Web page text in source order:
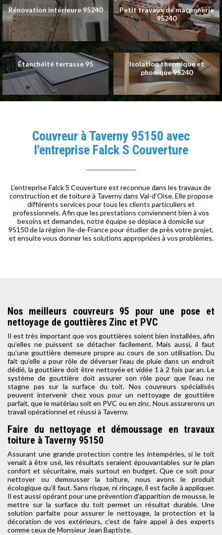
Rénovation intérieure 95240
Petit travaux de maçonnerie
95240
Étanchéité terrasse 95
Isolation thermique et
phonique 95240
Couvreur à Taverny 95150 avec
l'entreprise Falck S Couverture
L’entreprise Falck S Couverture est reconnue dans les travaux de
construction et de toiture à Taverny dans Val-d’Oise. Elle propose
différents services pour tous les clients particuliers et
professionnels. Afin que les prestations conviennent bien à vos
besoins et demandes, notre équipe se déplace à domicile sur
95150 de la région Ile-de-France pour étudier de près votre projet,
et ensuite vous donner les solutions appropriées à vos problèmes.
Nos meilleurs couvreurs 95 pour une pose et
nettoyage de gouttières Zinc et PVC
Il est très important que vos gouttières soient bien installées, afin
qu’elles ne puissent se détacher facilement. Mais aussi, il faut
qu’une gouttière demeure propre au cours de son utilisation. Du
fait qu’elle a pour rôle de déverser l’eau de pluie dans un endroit
dédié, la gouttière doit être nettoyée et vidée 1 à 2 fois par an. Le
système de gouttière doit assurer son rôle pour que l’eau ne
stagne pas sur la surface du toit. Nos couvreurs spécialisés
peuvent intervenir chez vous pour un nettoyage de gouttière
parfait, que le matériau soit en PVC ou en zinc. Nous assurerons un
travail opérationnel et réussi à Taverny.
Faire du nettoyage et démoussage en travaux
toiture à Taverny 95150
Assurant une grande protection contre les intempéries, si le toit
venait à être usé, les résultats seraient épouvantables sur le plan
confort et sécuritaire, mais surtout en budget. Que ce soit pour
nettoyer ou demousser la toiture, nous avons le produit
écologique qu’il faut. Sans risque, ni rinçage, il est facile à appliquer.
Il est aussi opérant pour une prévention d’apparition de mousse, le
mettre sur la surface du toit permet un résultat durable. Une
solution parfaite pour assurer le nettoyage, la protection et la
décoration de vos extérieurs, c’est de faire appel à des experts
comme ceux de Monsieur Jean Baptiste.